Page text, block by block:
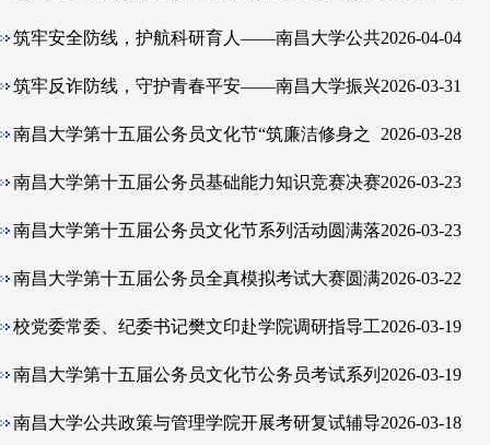
筑牢安全防线，护航科研育人——南昌大学公共
会
2026-04-04
筑牢反诈防线，守护青春平安——南昌大学振兴2026-03-31
南昌大学第十五届公务员文化节“筑廉洁修身之
2026-03-28
南昌大学第十五届公务员基础能力知识竞赛决赛2026-03-23
南昌大学第十五届公务员文化节系列活动圆满落2026-03-23
南昌大学第十五届公务员全真模拟考试大赛圆满2026-03-22
校党委常委、纪委书记樊文印赴学院调研指导工2026-03-19
南昌大学第十五届公务员文化节公务员考试系列 2026-03-19
南昌大学公共政策与管理学院开展考研复试辅导2026-03-18